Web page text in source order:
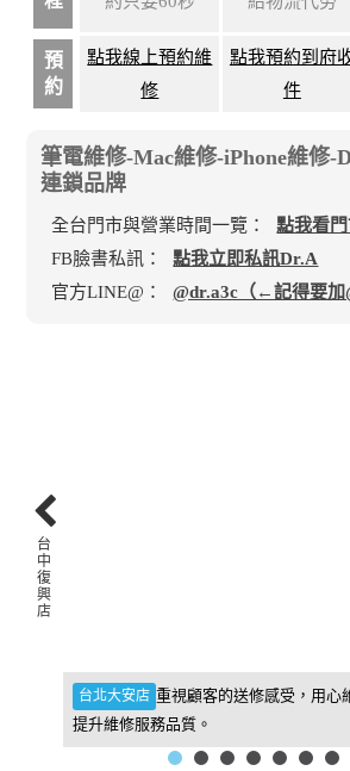
預
約
點我線上預約維
修
點我預約到府
件
筆電維修-Mac維修-iPhone維修-
連鎖品牌
全台門市與營業時間一覽：
點我看
FB臉書私訊：
點我立即私訊Dr.A
官方LINE@：
@dr.a3c（←記得要加
台北大安店 重視顧客的送修感受，用心
提升維修服務品質。
台
中
復
興
店